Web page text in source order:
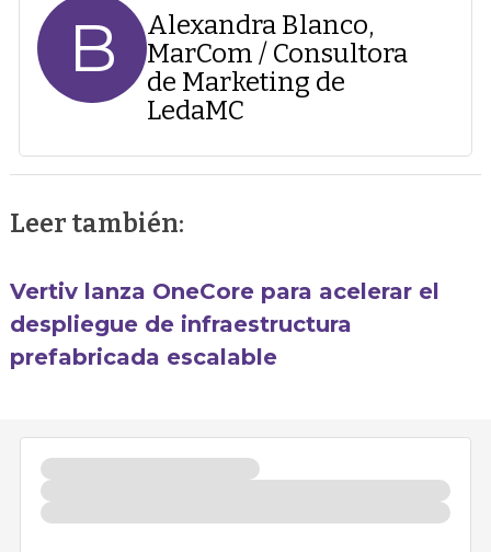
B
Alexandra Blanco,
MarCom / Consultora
de Marketing de
LedaMC
Leer también:
Vertiv lanza OneCore para acelerar el
despliegue de infraestructura
prefabricada escalable